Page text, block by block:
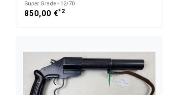
Super Grade - 12/70
850,00 €*2